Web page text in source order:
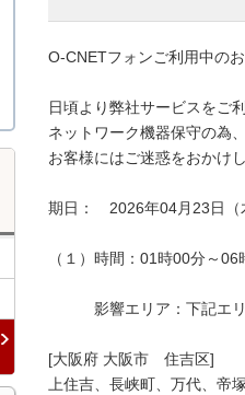
O-CNETフォンご利用中の
日頃より弊社サービスをご
ネットワーク機器保守の為
お客様にはご迷惑をおかけ
期日：　2026年04月23日（
（１）時間：01時00分～06
影響エリア：下記エリ
[大阪府 大阪市　住吉区]
上住吉、長峡町、万代、帝